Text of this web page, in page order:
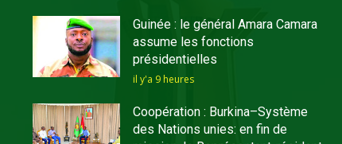
Guinée : le général Amara Camara
assume les fonctions
présidentielles
il y'a 9 heures
Coopération : Burkina–Système
des Nations unies: en fin de